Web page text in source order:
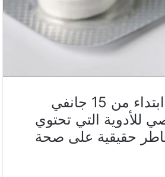
أعلنت الوكالة الفرنسية للأدوية، أمس الثلاثاء، أنه ابتداء من 15 جانفي
للأدوية التي تحتوي
حقيقية على صحة